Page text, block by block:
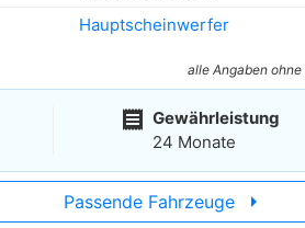
Hauptscheinwerfer
alle Angaben
receipt Gewährleistung
24 Monate
Passende Fahrzeuge arrow_right